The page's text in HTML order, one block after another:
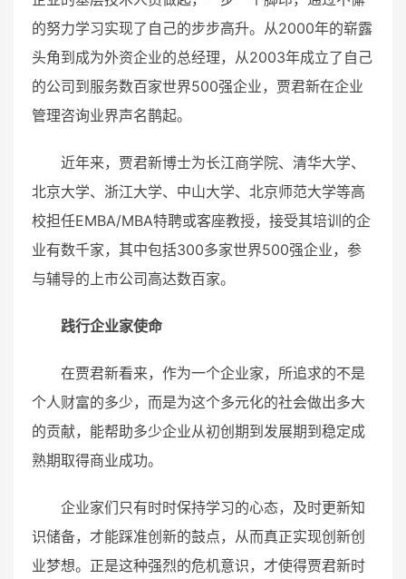
的努力学习实现了自己的步步高升。从2000年的崭露
头角到成为外资企业的总经理，从2003年成立了自己
的公司到服务数百家世界500强企业，贾君新在企业
管理咨询业界声名鹊起。
近年来，贾君新博士为长江商学院、清华大学、
北京大学、浙江大学、中山大学、北京师范大学等高
校担任EMBA/MBA特聘或客座教授，接受其培训的企
业有数千家，其中包括300多家世界500强企业，参
与辅导的上市公司高达数百家。
践行企业家使命
在贾君新看来，作为一个企业家，所追求的不是
个人财富的多少，而是为这个多元化的社会做出多大
的贡献，能帮助多少企业从初创期到发展期到稳定成
熟期取得商业成功。
企业家们只有时时保持学习的心态，及时更新知
识储备，才能踩准创新的鼓点，从而真正实现创新创
业梦想。正是这种强烈的危机意识，才使得贾君新时